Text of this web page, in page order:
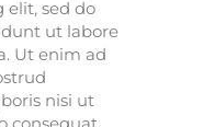
elit, sed do
ut labore
Ut enim ad
nisi ut